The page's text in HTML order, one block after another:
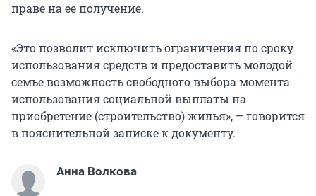
праве на ее получение.
«Это позволит исключить ограничения по сроку
использования средств и предоставить молодой
семье возможность свободного выбора момента
использования социальной выплаты на
приобретение (строительство) жилья», – говорится
в пояснительной записке к документу.
Анна Волкова